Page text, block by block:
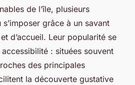
de l’île, plusieurs
grâce à un savant
d’accueil. Leur popularité se
: situées souvent
des principales
la découverte gustative